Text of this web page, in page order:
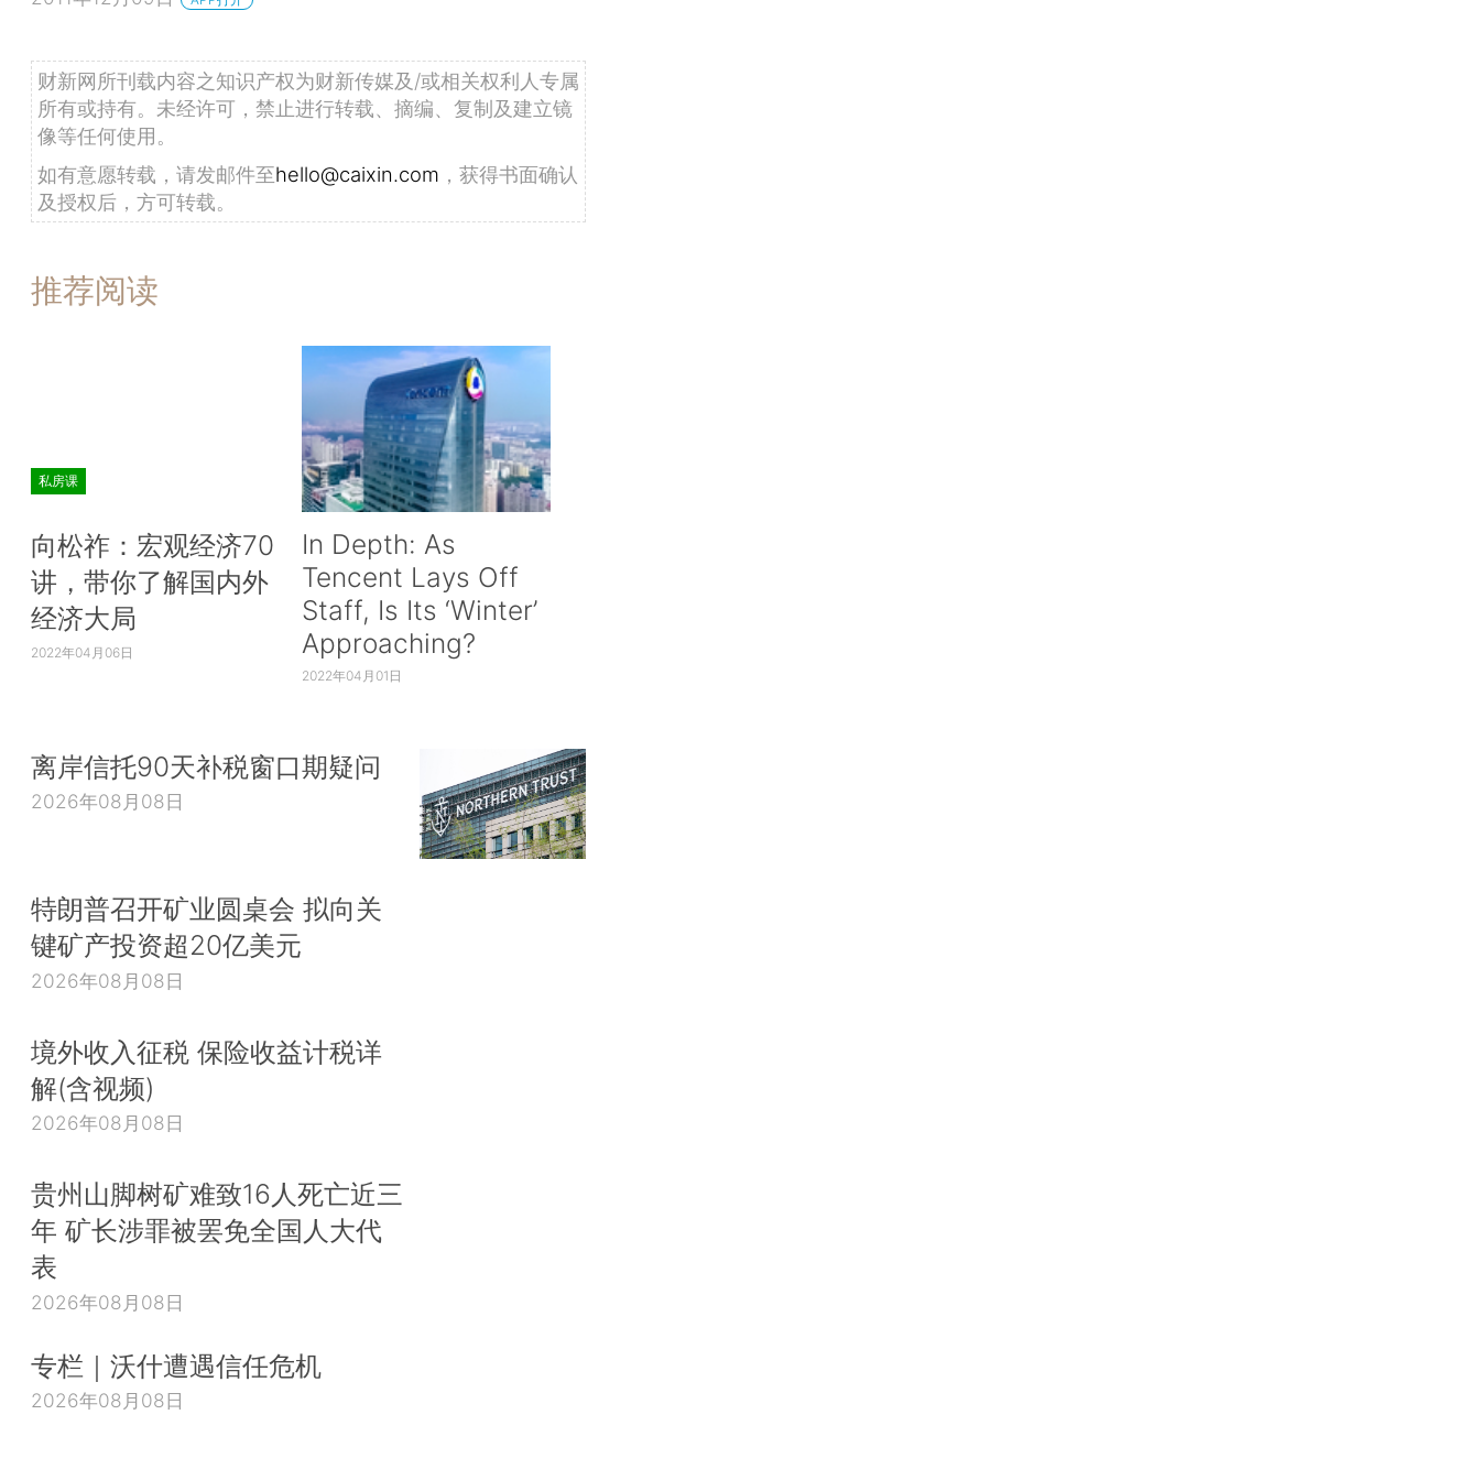
财新网所刊载内容之知识产权为财新传媒及/或相关权利人专属
所有或持有。未经许可，禁止进行转载、摘编、复制及建立镜
像等任何使用。
如有意愿转载，请发邮件至hello@caixin.com ，获得书面确认
及授权后，方可转载。
推荐阅读
私房课
向松祚：宏观经济70
讲，带你了解国内外
经济大局
2022年04月06日
In Depth: As
Tencent Lays Off
Staff, Is Its ‘Winter’
Approaching?
2022年04月01日
离岸信托90天补税窗口期疑问
2026年08月08日
特朗普召开矿业圆桌会 拟向关
键矿产投资超20亿美元
2026年08月08日
境外收入征税 保险收益计税详
解(含视频)
2026年08月08日
贵州山脚树矿难致16人死亡近三
年 矿长涉罪被罢免全国人大代
表
2026年08月08日
专栏｜沃什遭遇信任危机
2026年08月08日